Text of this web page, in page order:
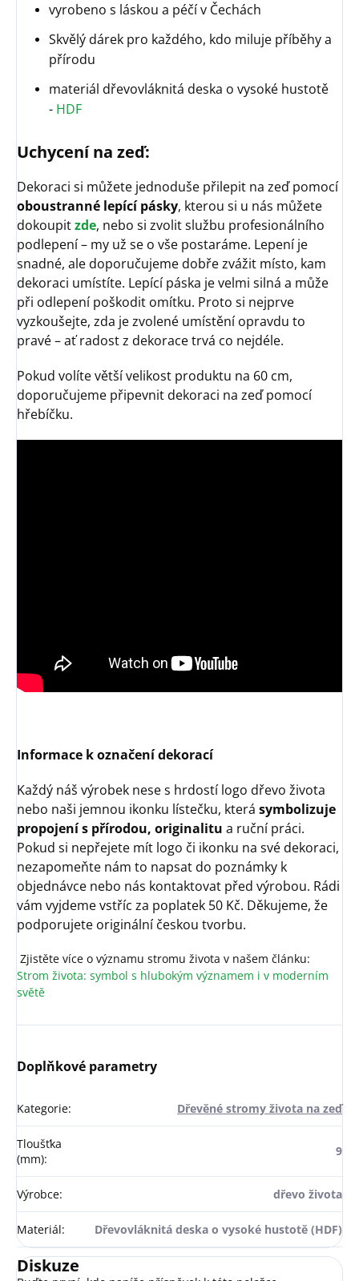
vyrobeno s láskou a péčí v Čechách
Skvělý dárek pro každého, kdo miluje příběhy a
přírodu
materiál dřevovláknitá deska o vysoké hustotě
- HDF
Uchycení na zeď:
Dekoraci si můžete jednoduše přilepit na zeď pomocí
oboustranné lepící pásky, kterou si u nás můžete
dokoupitzde, nebo si zvolit službu profesionálního
podlepení – my už se o vše postaráme. Lepení je
snadné, ale doporučujeme dobře zvážit místo, kam
dekoraci umístíte. Lepící páska je velmi silná a může
při odlepení poškodit omítku. Proto si nejprve
vyzkoušejte, zda je zvolené umístění opravdu to
pravé – ať radost z dekorace trvá co nejdéle.
Pokud volíte větší velikost produktu na 60 cm,
doporučujeme připevnit dekoraci na zeď pomocí
hřebíčku.
Informace k označení dekorací
Každý náš výrobek nese s hrdostí logo dřevo života
nebo naši jemnou ikonku lístečku, která symbolizuje
propojení s přírodou, originalitu a ruční práci.
Pokud si nepřejete mít logo či ikonku na své dekoraci,
nezapomeňte nám to napsat do poznámky k
objednávce nebo nás kontaktovat před výrobou. Rádi
vám vyjdeme vstříc za poplatek 50 Kč. Děkujeme, že
podporujete originální českou tvorbu.
Zjistěte více o významu stromu života v našem článku:
Strom života: symbol s hlubokým významem i v moderním
světě
Doplňkové parametry
Kategorie: Dřevěné stromy života na zeď
Tloušťka
(mm):
9
Výrobce: dřevo života
Materiál: Dřevovláknitá deska o vysoké hustotě (HDF)
Diskuze